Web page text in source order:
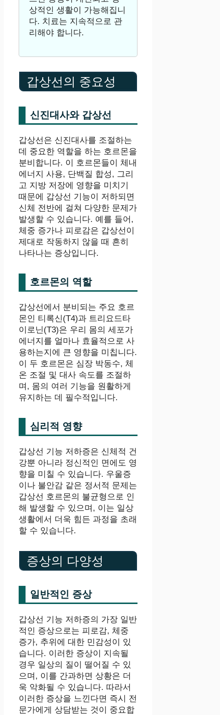
상적인 생활이 가능해집니
다. 치료는 지속적으로 관
리해야 합니다.
갑상선의 중요성
신진대사와 갑상선
갑상선은 신진대사를 조절하는
데 중요한 역할을 하는 호르몬을
분비합니다. 이 호르몬들이 체내
에너지 사용, 단백질 합성, 그리
고 지방 저장에 영향을 미치기
때문에 갑상선 기능이 저하되면
신체 전반에 걸쳐 다양한 문제가
발생할 수 있습니다. 예를 들어,
체중 증가나 피로감은 갑상선이
제대로 작동하지 않을 때 흔히
나타나는 증상입니다.
호르몬의 역할
갑상선에서 분비되는 주요 호르
몬인 티록신(T4)과 트리요드타
이로닌(T3)은 우리 몸의 세포가
에너지를 얼마나 효율적으로 사
용하는지에 큰 영향을 미칩니다.
이 두 호르몬은 심장 박동수, 체
온 조절 및 대사 속도를 조절하
며, 몸의 여러 기능을 원활하게
유지하는 데 필수적입니다.
심리적 영향
갑상선 기능 저하증은 신체적 건
강뿐 아니라 정신적인 면에도 영
향을 미칠 수 있습니다. 우울증
이나 불안감 같은 정서적 문제는
갑상선 호르몬의 불균형으로 인
해 발생할 수 있으며, 이는 일상
생활에서 더욱 힘든 과정을 초래
할 수 있습니다.
증상의 다양성
일반적인 증상
갑상선 기능 저하증의 가장 일반
적인 증상으로는 피로감, 체중
증가, 추위에 대한 민감성이 있
습니다. 이러한 증상이 지속될
경우 일상의 질이 떨어질 수 있
으며, 이를 간과하면 상황은 더
욱 악화될 수 있습니다. 따라서
이러한 증상을 느낀다면 즉시 전
문가에게 상담받는 것이 중요합